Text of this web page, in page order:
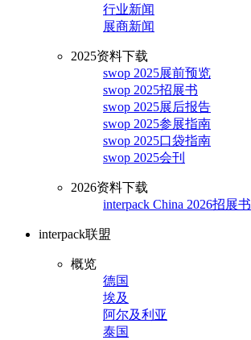
行业新闻
展商新闻
2025资料下载
swop 2025展前预览
swop 2025招展书
swop 2025展后报告
swop 2025参展指南
swop 2025口袋指南
swop 2025会刊
2026资料下载
interpack China 2026招展书
interpack联盟
概览
德国
埃及
阿尔及利亚
泰国